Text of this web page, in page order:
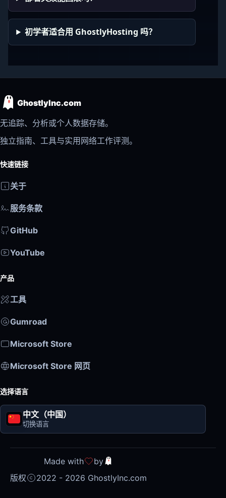
初学者适合用 GhostlyHosting 吗？
GhostlyInc.com
无追踪、分析或个人数据存储。
独立指南、工具与实用网络工作评测。
快速链接
关于
服务条款
GitHub
YouTube
产品
工具
Gumroad
Microsoft Store
Microsoft Store 网页
选择语言
中文（中国）
切换语言
Made with
by
版权
2022 - 2026 GhostlyInc.com